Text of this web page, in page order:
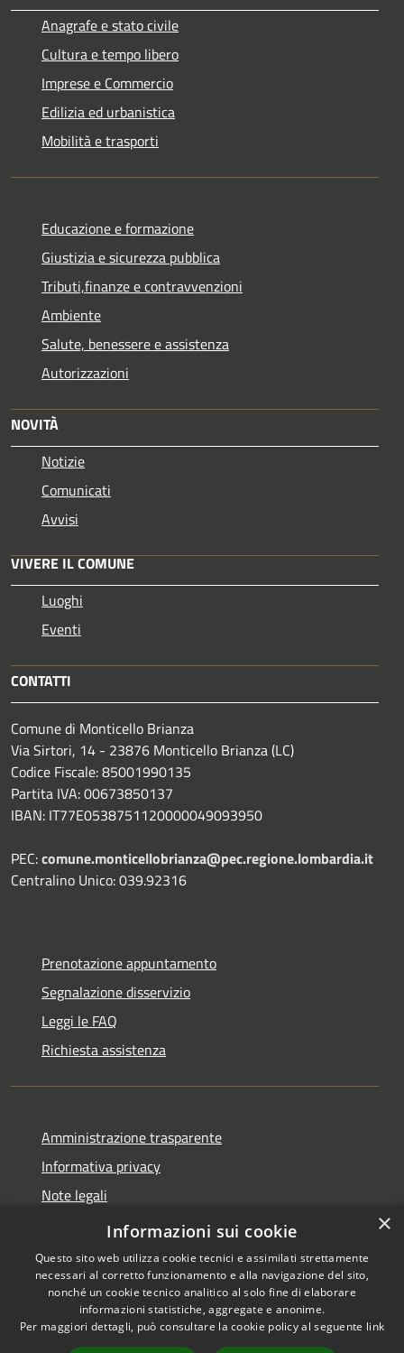
Anagrafe e stato civile
Cultura e tempo libero
Imprese e Commercio
Edilizia ed urbanistica
Mobilità e trasporti
Educazione e formazione
Giustizia e sicurezza pubblica
Tributi,finanze e contravvenzioni
Ambiente
Salute, benessere e assistenza
Autorizzazioni
NOVITÀ
Notizie
Comunicati
Avvisi
VIVERE IL COMUNE
Luoghi
Eventi
CONTATTI
Comune di Monticello Brianza
Via Sirtori, 14 - 23876 Monticello Brianza (LC)
Codice Fiscale: 85001990135
Partita IVA: 00673850137
IBAN: IT77E0538751120000049093950
PEC:comune.monticellobrianza@pec.regione.lombardia.it
Centralino Unico: 039.92316
Prenotazione appuntamento
Segnalazione disservizio
Leggi le FAQ
Richiesta assistenza
Amministrazione trasparente
Informativa privacy
Note legali
Dichiarazione di accessibilità
Accessibilità
Copyright © 2026 • Comune di
Monticello Brianza • Powered
×
Informazioni sui cookie
Questo sito web utilizza cookie tecnici e assimilati strettamente
necessari al corretto funzionamento e alla navigazione del sito,
nonché un cookie tecnico analitico al solo fine di elaborare
informazioni statistiche, aggregate e anonime.
Per maggiori dettagli, può consultare la cookie policy al seguente link